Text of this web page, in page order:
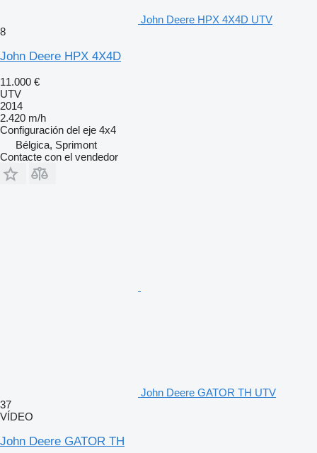
John Deere HPX 4X4D UTV
8
John Deere HPX 4X4D
11.000 €
UTV
2014
2.420 m/h
Configuración del eje 4x4
Bélgica, Sprimont
Contacte con el vendedor
John Deere GATOR TH UTV
37
VÍDEO
John Deere GATOR TH